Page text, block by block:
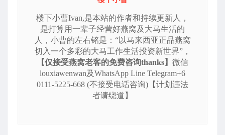
楼下小曹Ivan,是本站的作者和持续更新人，
是打算用一辈子经营好燕窝及大马生活的
人，小曹的左右铭是：“以马来西亚正品燕窝
切入一个多彩的大马工作生活投资新世界”，
【仅接受燕窝老客的免费咨询thanks】 微信
louxiawenwan及WhatsApp Line Telegram+6
0111-5225-668 (不接受电话咨询)【计划违法
者请绕道】